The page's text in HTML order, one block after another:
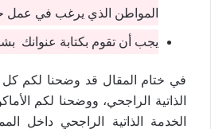
المواطن الذي يرغب في عمل
يجب أن تقوم بكتابة عنوانك
في ختام المقال قد وضحنا لكم كل
الذاتية الراجحي، ووضحنا لكم
الخدمة الذاتية الراجحي داخل